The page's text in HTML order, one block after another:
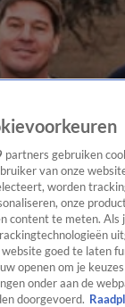
partners gebruiken
van onze
worden
onze
content te meten. Als
goed te laten
openen om je
onder aan de
doorgevoerd.